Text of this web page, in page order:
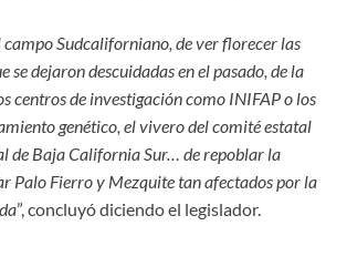
campo Sudcaliforniano, de ver florecer las
se dejaron descuidadas en el pasado, de la
centros de investigación como INIFAP o los
genético, el vivero del comité estatal
de Baja California Sur… de repoblar la
Palo Fierro y Mezquite tan afectados por la
”, concluyó diciendo el legislador.